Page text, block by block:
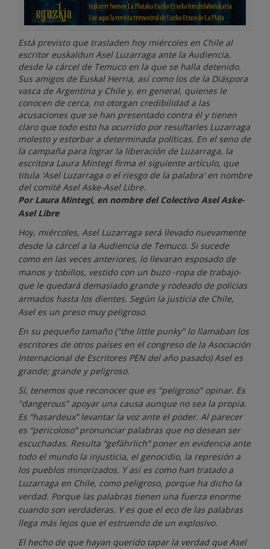
Está previsto que trasladen hoy miércoles en Chile al
escritor euskaldun Asel Luzarraga ante la Audiencia,
desde la cárcel de Temuco en la que se halla detenido.
Sus amigos de Euskal Herria, así como los de la Diáspora
vasca de Argentina y Chile y, en general, quienes le
conocen de cerca, no otorgan credibilidad a las
acusaciones que se han presentado contra él y tienen
claro que todo esto ha ocurrido por resultarles Luzarraga
molesto y estorbar a determinada políticas. En el seno de
la campaña para lograr la liberación de Luzarraga, la
escritora Laura Mintegi firma el siguiente artículo, que
titula 'Asel Luzarraga o el riesgo de la palabra' en nombre
del comité Asel Aske-Asel Libre.
Por Laura Mintegi, en nombre del Colectivo Asel Aske-
Asel Libre
Hoy, miércoles, Asel Luzarraga será llevado nuevamente
desde la cárcel a la Audiencia de Temuco. Si sucede
como en las veces anteriores, lo llevaran esposado de
manos y tobillos, vestido con un buzo -ropa de trabajo-
que le quedará demasiado grande y rodeado de policias
armados hasta los dientes. Según la justicia de Chile,
Asel es un preso muy peligroso.
En su pequeño tamaño ("the little punky" lo llamaban los
escritores de otros países en el congreso de la Asociación
Internacional de Escritores PEN del año pasado) Asel es
grande; grande y peligroso.
Sí, tenemos que reconocer que es "peligroso" opinar. Es
"dangerous" apoyar una causa aunque no sea la propia.
Es “hasardeux” levantar la voz ante el poder. Al parecer
es “pericoloso” pronunciar palabras que no desean ser
escuchadas. Resulta “gefährlich” poner en evidencia ante
todo el mundo la injusticia, el genocidio, la represión a
los pueblos minorizados. Y así es como han tratado a
Luzarraga en Chile, como peligroso, porque ha dicho la
verdad. Porque las palabras tienen una fuerza enorme
cuando son verdaderas. Y es que el eco de las palabras
llega más lejos que el estruendo de un explosivo.
El hecho de que hayan querido tapar la verdad que Asel